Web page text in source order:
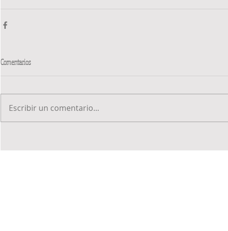
Comentarios
Escribir un comentario...